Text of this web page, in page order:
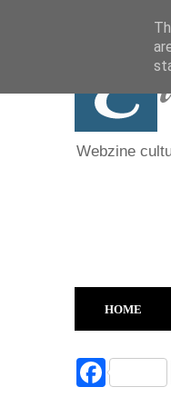
Webzine
HOME
F
a